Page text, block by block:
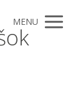
MENU